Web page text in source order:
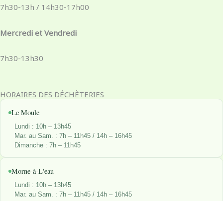
o
-
r
m
i
7h30-13h / 14h30-17h00
Mercredi et Vendredi
7h30-13h30
HORAIRES DES DÉCHÈTERIES
Le Moule
Lundi : 10h – 13h45
Mar. au Sam. : 7h – 11h45 / 14h – 16h45
Dimanche : 7h – 11h45
Morne-à-L'eau
Lundi : 10h – 13h45
Mar. au Sam. : 7h – 11h45 / 14h – 16h45